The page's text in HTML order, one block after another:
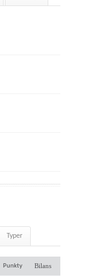
Typer
Punkty Bilans